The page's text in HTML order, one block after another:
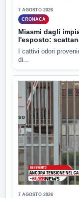
7 AGOSTO 2026
CRONACA
Miasmi dagli
l'esposto:
I cattivi odori
di...
7 AGOSTO 2026